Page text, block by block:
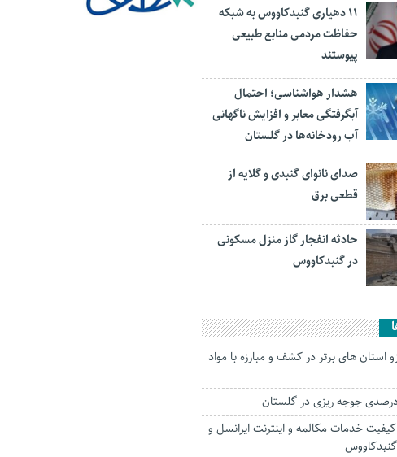
۱۱ دهیاری گنبدکاووس به شبکه
حفاظت مردمی منابع طبیعی
پیوستند
هشدار هواشناسی؛ احتمال
آبگرفتگی معابر و افزایش ناگهانی
آب رودخانه‌ها در گلستان
صدای نانوای گنبدی و گلایه از
قطعی برق
حادثه انفجار گاز منزل مسکونی
در گنبدکاووس
استان های برتر در کشف و مبارزه با مواد
خدمات مکالمه و اینترنت ایرانسل و